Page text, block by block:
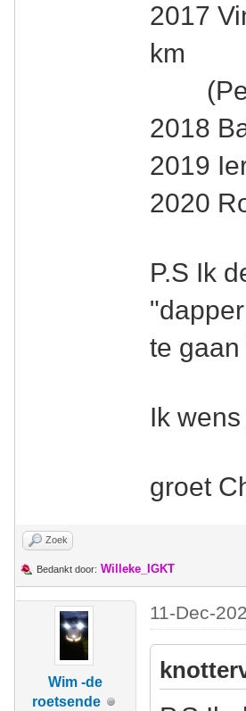
2017
km
2018
2019
2020
P.S Ik
te
Ik
groet
Zoek
Bedankt door: Willeke_IGKT
Wim -de
roetsende
11-Dec-